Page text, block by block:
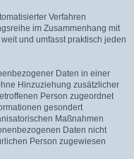
Verfahren
im Zusammenhang mit
und umfasst praktisch jeden
Daten in einer
Hinzuziehung zusätzlicher
Person zugeordnet
gesondert
Maßnahmen
Daten nicht
Person zugewiesen